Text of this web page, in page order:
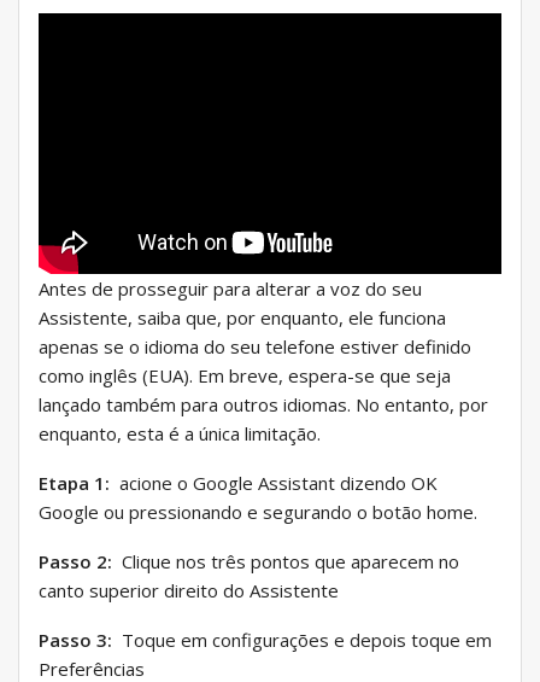
Antes de prosseguir para alterar a voz do seu
Assistente, saiba que, por enquanto, ele funciona
apenas se o idioma do seu telefone estiver definido
como inglês (EUA). Em breve, espera-se que seja
lançado também para outros idiomas. No entanto, por
enquanto, esta é a única limitação.
Etapa 1: acione o Google Assistant dizendo OK
Google ou pressionando e segurando o botão home.
Passo 2: Clique nos três pontos que aparecem no
canto superior direito do Assistente
Passo 3: Toque em configurações e depois toque em
Preferências